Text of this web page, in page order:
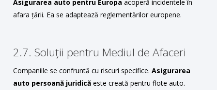
Asigurarea auto pentru Europa acoperă incidentele în
afara țării. Ea se adaptează reglementărilor europene.
2.7. Soluții pentru Mediul de Afaceri
Companiile se confruntă cu riscuri specifice. Asigurarea
auto persoană juridicăeste creată pentru flote auto.